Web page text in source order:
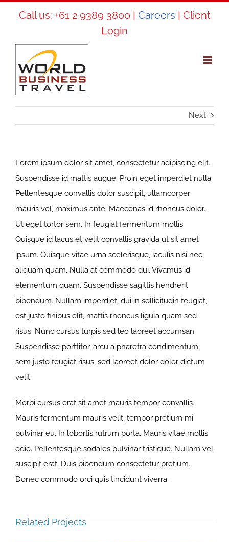
Call us: +61 2 9389 3800| Careers
Client
Login
Next
Lorem ipsum dolor sit amet, consectetur adipiscing elit.
Suspendisse id mattis augue. Proin eget imperdiet nulla.
Pellentesque convallis dolor suscipit, ullamcorper
mauris vel, maximus ante. Maecenas id rhoncus dolor.
Ut eget tortor sem. In feugiat fermentum mollis.
Quisque id lacus et velit convallis gravida ut sit amet
ipsum. Quisque vitae urna scelerisque, iaculis nisi nec,
aliquam quam. Nulla at commodo dui. Vivamus id
elementum quam. Suspendisse sagittis hendrerit
bibendum. Nullam imperdiet, dui in sollicitudin feugiat,
est justo finibus elit, mattis rhoncus ligula quam sed
risus. Nunc cursus turpis sed leo laoreet accumsan.
Suspendisse porttitor, arcu a pharetra condimentum,
sem justo feugiat risus, sed laoreet dolor dolor dictum
velit.
Morbi cursus erat sit amet mauris tempor convallis.
Mauris fermentum mauris velit, tempor pretium mi
pulvinar eu. In lobortis rutrum porta. Mauris vitae mollis
odio. Pellentesque sodales pulvinar tristique. Nullam vel
suscipit erat. Duis bibendum consectetur pretium.
Donec commodo orci quis tincidunt viverra.
Related Projects